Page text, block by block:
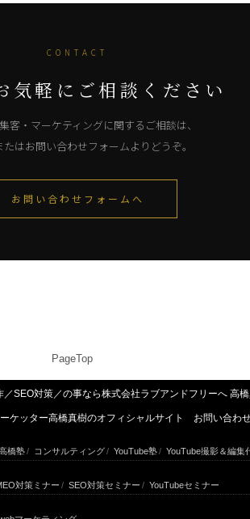
CONTACT
気軽にご相談ください
客・マーケティングに関するご相談は、
たはお問い合わせフォームよりどうぞ。
お問い合わせフォームへ
PageTop
SEO対策／の事なら株式会社ラブアンドフリーへ 高
ケッター高橋真樹のオフィシャルサイト お問い合わ
橋塾/ コンサルティング/ YouTube塾/ YouTube撮影＆編集
対策ミナー / SEO対策セミナー / YouTubeセミナー